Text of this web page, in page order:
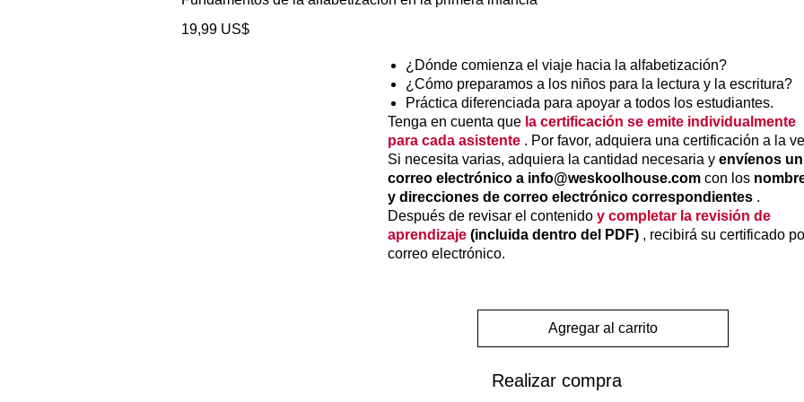
19,99 US$Precio
¿Dónde comienza el viaje hacia la alfabetización?
¿Cómo preparamos a los niños para la lectura y la escritura?
Práctica diferenciada para apoyar a todos los estudiantes.
Tenga en cuenta que la certificación se emite individualmente
para cada asistente . Por favor, adquiera una certificación a la
Si necesita varias, adquiera la cantidad necesaria y envíenos un
correo electrónico a info@weskoolhouse.com con los
y direcciones de correo electrónico correspondientes .
Después de revisar el contenido y completar la revisión de
aprendizaje (incluida dentro del PDF) , recibirá su certificado
correo electrónico.
Agregar al carrito
Realizar compra